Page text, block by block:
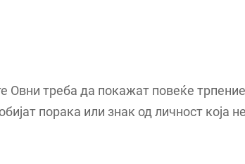
Овни треба да покажат повеќе
порака или знак од личност која